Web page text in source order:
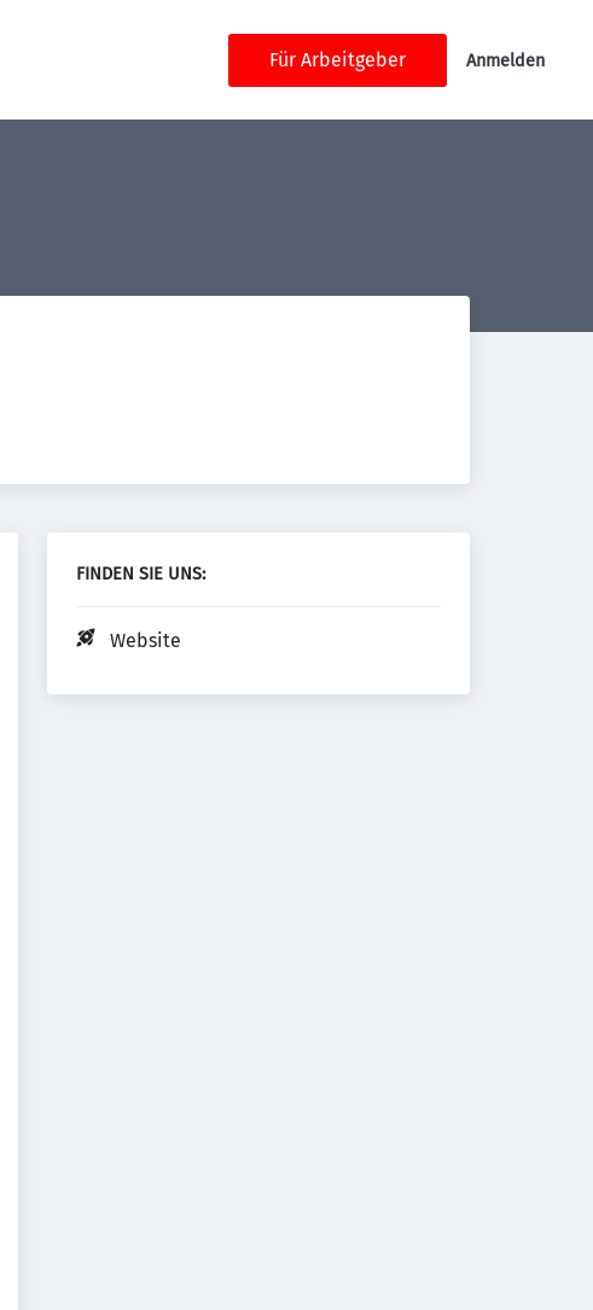
Für Arbeitgeber Anmelden
FINDEN SIE UNS:
Website